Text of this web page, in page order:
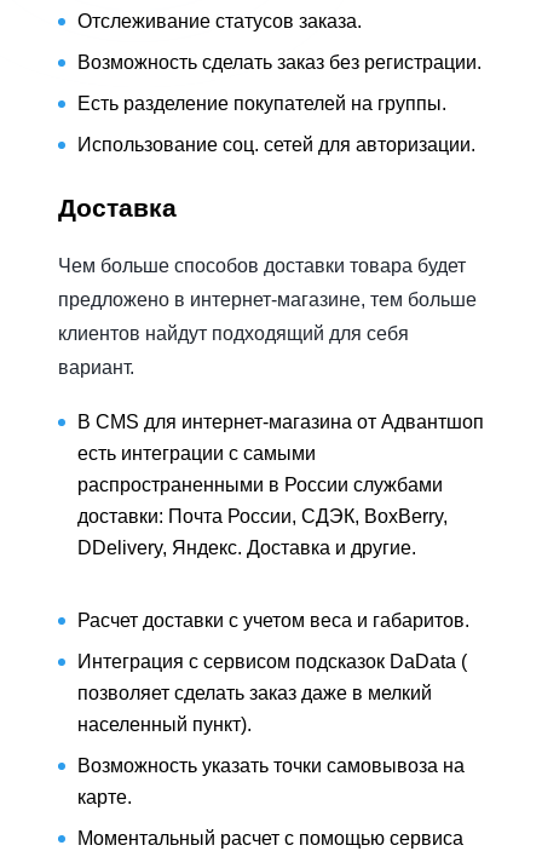
Отслеживание статусов заказа.
Возможность сделать заказ без регистрации.
Есть разделение покупателей на группы.
Использование соц. сетей для авторизации.
Доставка
Чем больше способов доставки товара будет
предложено в интернет-магазине, тем больше
клиентов найдут подходящий для себя
вариант.
В CMS для интернет-магазина от Адвантшоп
есть интеграции с самыми
распространенными в России службами
доставки: Почта России, СДЭК, BoxBerry,
DDelivery, Яндекс. Доставка и другие.
Расчет доставки с учетом веса и габаритов.
Интеграция с сервисом подсказок DaData (
позволяет сделать заказ даже в мелкий
населенный пункт).
Возможность указать точки самовывоза на
карте.
Моментальный расчет с помощью сервиса